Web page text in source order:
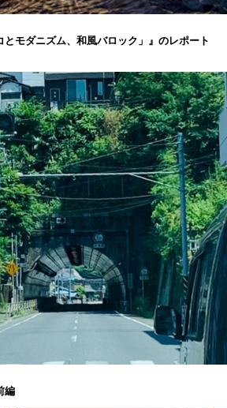
とモダニズム、和風バロック」』のレポート
編